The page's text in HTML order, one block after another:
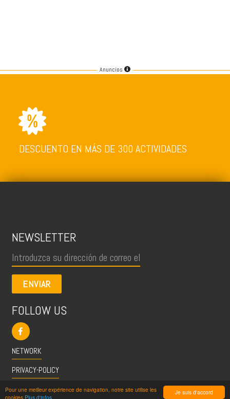
Je suis d'accord
Pour une meilleur expérience de navigation, notre site utilise les
cookies Plus d'infos
Anuncios
DESCUENTO EN MÁS DE 300 ACTIVIDADES
NEWSLETTER
ENVIAR
FOLLOW US
NETWORK
PRIVACY-POLICY
CGU